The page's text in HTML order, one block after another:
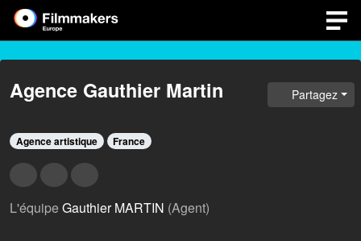
Agence Gauthier Martin
Agence artistique France
L'équipeGauthier MARTIN (Agent)
Partagez